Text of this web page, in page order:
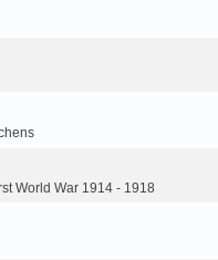
World War 1914 - 1918